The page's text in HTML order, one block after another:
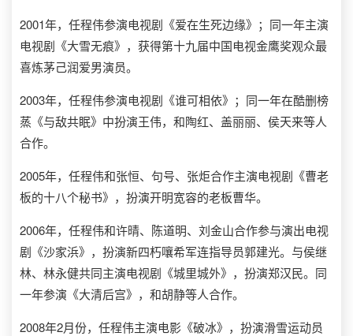
2001年，任程伟参演电视剧《爱在生死边缘》；同一年主演
电视剧《大雪无痕》，获得第十九届中国电视金鹰奖观众最
喜炼茅己润爱男演员。
2003年，任程伟参演电视剧《谁可相依》；同一年在酷删榜
蒸《与敌共眠》中扮演王伟，和陶红、盖丽丽、侯天来等人
合作。
2005年，任程伟和张恒、句号、张炬合作主演电视剧《曹老
板的十八个秘书》，扮演开明宽容的老板曹华。
2006年，任程伟和许晴、陈道明、刘金山合作参与演出电视
剧《沙家浜》，扮演新四朽嚷希军连指导员郭建光。与侯继
林、林永健共同主演电视剧《城里城外》，扮演郑汉民。同
一年参演《大清后宫》，和胡静等人合作。
2008年2月份，任程伟主演电影《破冰》，扮演滑雪运动员